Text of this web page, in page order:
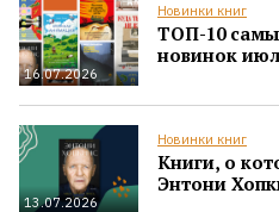
16.07.2026
Новинки книг
ТОП-10
новинок
13.07.2026
Новинки книг
Книги, о
Энтони